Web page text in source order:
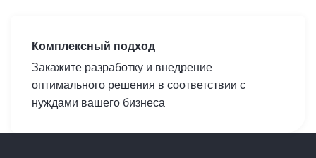
Комплексный подход
Закажите разработку и внедрение
оптимального решения в соответствии с
нуждами вашего бизнеса